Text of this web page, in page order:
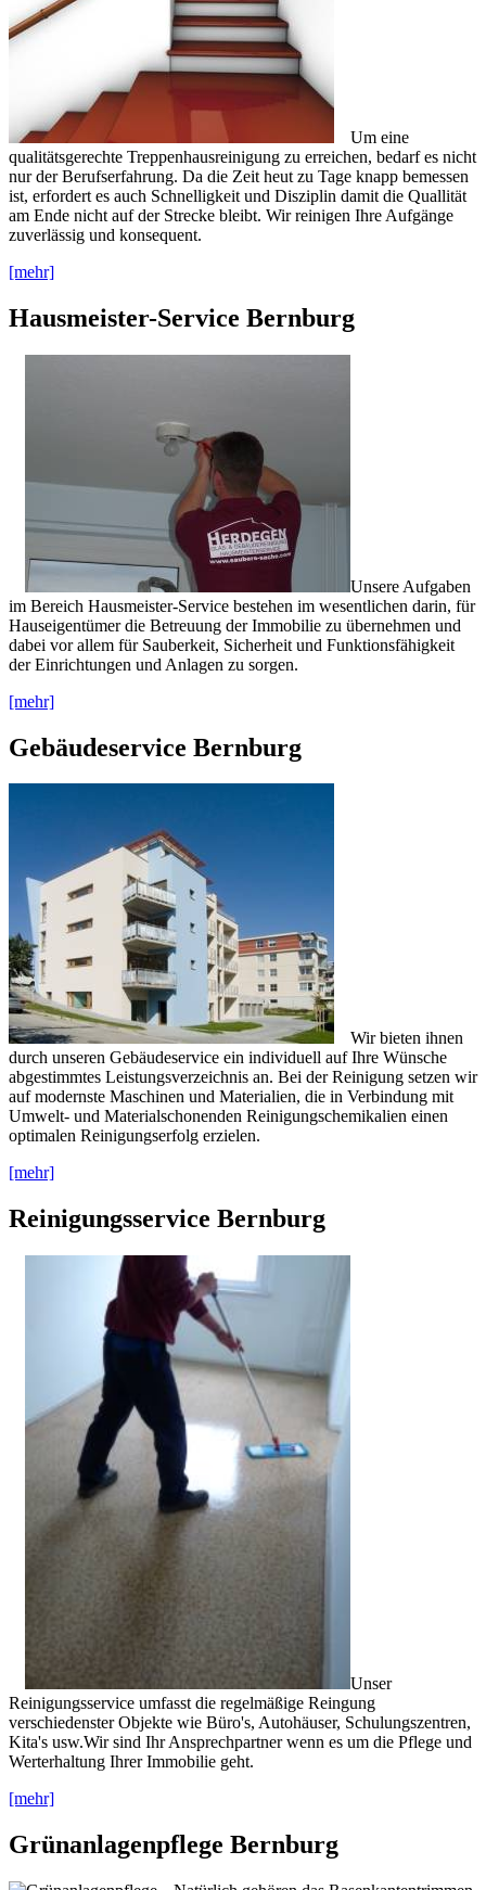
Um eine
qualitätsgerechte Treppenhausreinigung zu erreichen, bedarf es nicht
nur der Berufserfahrung. Da die Zeit heut zu Tage knapp bemessen
ist, erfordert es auch Schnelligkeit und Disziplin damit die Quallität
am Ende nicht auf der Strecke bleibt. Wir reinigen Ihre Aufgänge
zuverlässig und konsequent.
[mehr]
Hausmeister-Service Bernburg
Unsere Aufgaben
im Bereich Hausmeister-Service bestehen im wesentlichen darin, für
Hauseigentümer die Betreuung der Immobilie zu übernehmen und
dabei vor allem für Sauberkeit, Sicherheit und Funktionsfähigkeit
der Einrichtungen und Anlagen zu sorgen.
[mehr]
Gebäudeservice Bernburg
Wir bieten ihnen
durch unseren Gebäudeservice ein individuell auf Ihre Wünsche
abgestimmtes Leistungsverzeichnis an. Bei der Reinigung setzen wir
auf modernste Maschinen und Materialien, die in Verbindung mit
Umwelt- und Materialschonenden Reinigungschemikalien einen
optimalen Reinigungserfolg erzielen.
[mehr]
Reinigungsservice Bernburg
Unser
Reinigungsservice umfasst die regelmäßige Reingung
verschiedenster Objekte wie Büro's, Autohäuser, Schulungszentren,
Kita's usw.Wir sind Ihr Ansprechpartner wenn es um die Pflege und
Werterhaltung Ihrer Immobilie geht.
[mehr]
Grünanlagenpflege Bernburg